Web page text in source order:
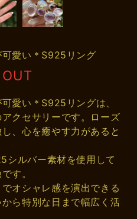
愛い＊S925リング
愛い＊S925リングは、
クセサリーです。ローズ
、心を癒やす力があると
シルバー素材を使用して
す。
オシャレ感を演出できる
ら特別な日まで幅広く活